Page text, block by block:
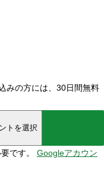
みの方には、30日間無料
トを選択
です。 Googleアカウン